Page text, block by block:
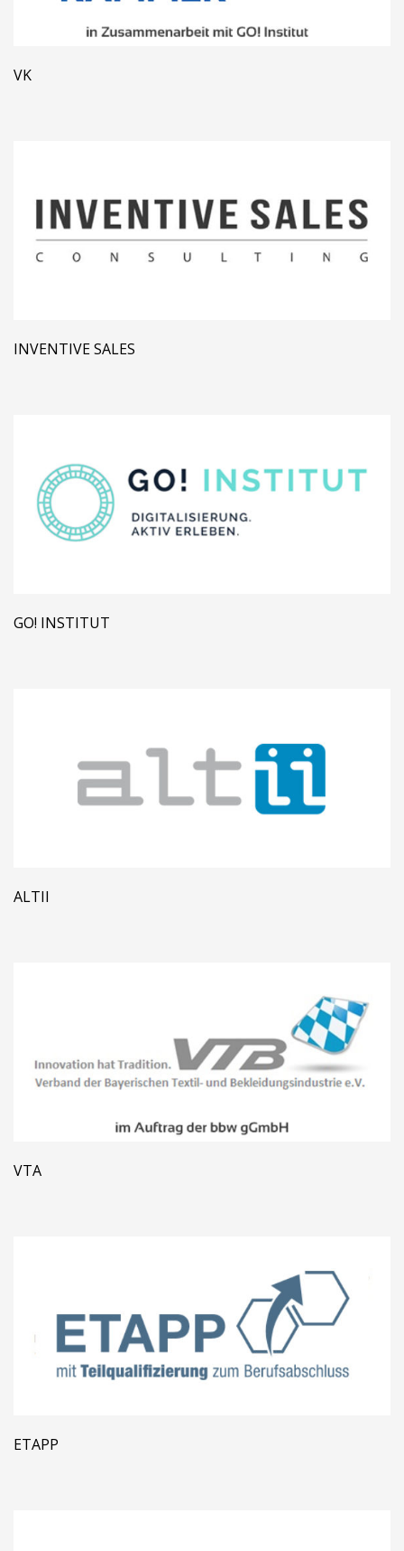
VK
INVENTIVE SALES
GO! INSTITUT
ALTII
VTA
ETAPP